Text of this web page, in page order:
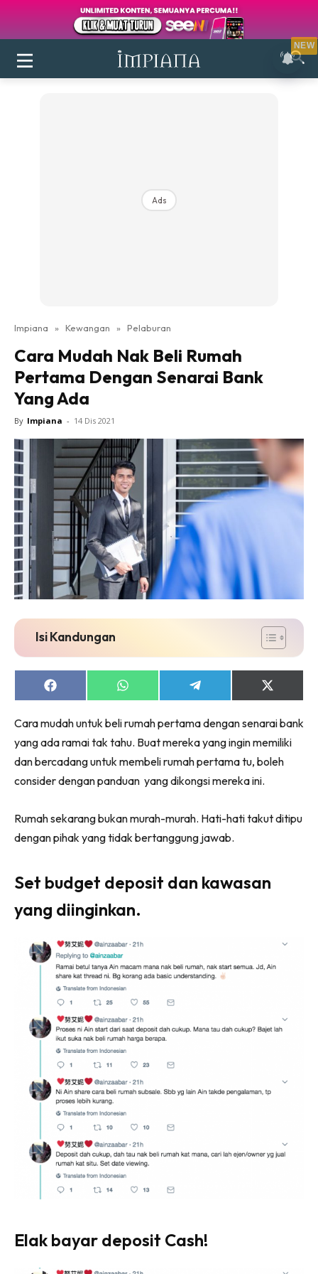
Login|Register
Ruang Makan
Ruang Tamu
Direktori
Interior Design
Landskap
DIY
Bilik Air
Bilik Tidur
Dapur
Ruang Makan
Make Over
Bilik Air
Bilik Tidur
Dapur
Ruang Makan
Menarik Lagi
Casa Impiana
Impiana Makeover
Makeover Ruang Selebriti
Destinasi
Hotel
Hartanah
High Rise
Video
Beli Di Mana
Ilham Impiana
Ilham Impiana 360
Ilham Impiana Inspirasi Selebriti
Impiana TV
Casa Impiana
Lahar Dekor
Sembang Dekor
Sembang Laman
Tip Impiana
Tip Laman
Ads
Impiana » Kewangan » Pelaburan
Cara Mudah Nak Beli Rumah
Pertama Dengan Senarai Bank
Yang Ada
By Impiana - 14 Dis 2021
Isi Kandungan
Share
on
Share
on
Share
on
Share
on
(Twitter)
Cara mudah untuk beli rumah pertama dengan senarai bank
yang ada ramai tak tahu. Buat mereka yang ingin memiliki
dan bercadang untuk membeli rumah pertama tu, boleh
consider dengan panduan yang dikongsi mereka ini.
Rumah sekarang bukan murah-murah. Hati-hati takut ditipu
dengan pihak yang tidak bertanggung jawab.
Set budget deposit dan kawasan
yang diinginkan.
Elak bayar deposit Cash!
NEW